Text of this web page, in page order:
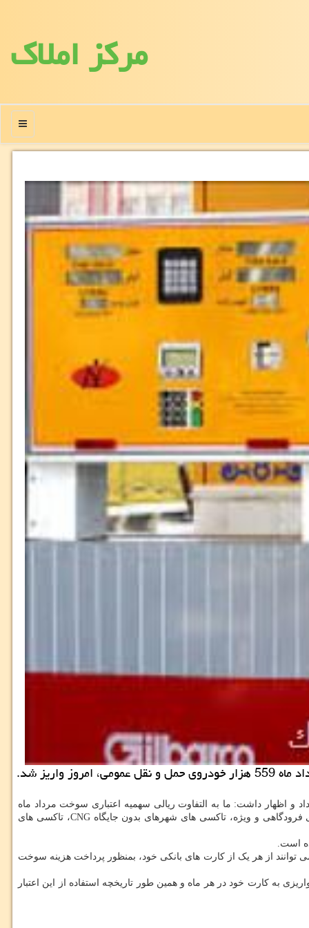
مركز املاك
منو
شد.
اظهار داشت: ما به التفاوت ریالی سهمیه اعتباری سوخت مرداد ماه
۵۵۹ هزار خودروی حمل و نقل عمومی با کاربری مختلف همچون آژانس تاکسی تلفنی( زیر نظر شهرداریها و صنفی)، تاکسی های اینترنتی، تاکسی های فرودگاهی و ویژه، تاکسی های شهرهای بدون جایگاه CNG، تاکسی های
توانند از هر یک از کارت های بانکی خود، بمنظور پرداخت هزینه سوخت
به کارت خود در هر ماه و همین طور تاریخچه استفاده از این اعتبار